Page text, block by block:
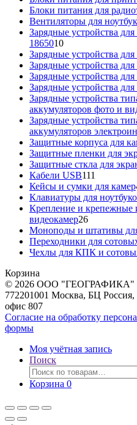
Блоки питания для
Вентиляторы для
Зарядные устройства
186501010
товаров
Зарядные устройства для
Зарядные устройства
Зарядные устройства
Зарядные устройства
Зарядные устройства
аккумуляторов фото и
Зарядные устройства
аккумуляторов
Защитные корпуса для
Защитные пленки для
Защитные сткла для
Кабели USB111
товаров
Кейсы и сумки для камер
Клавиатуры для
Крепление и крепежные
видеокамер2626
товаров
Моноподы и штативы
Переходники для
Чехлы для КПК и
Корзина
© 2026 ООО "ГЕОГРАФИКА"
772201001 Москва, БЦ Россия,
офис 807
Согласие на обработку
формы
Моя учётная запись
Поиск
Искать:
Корзина 0